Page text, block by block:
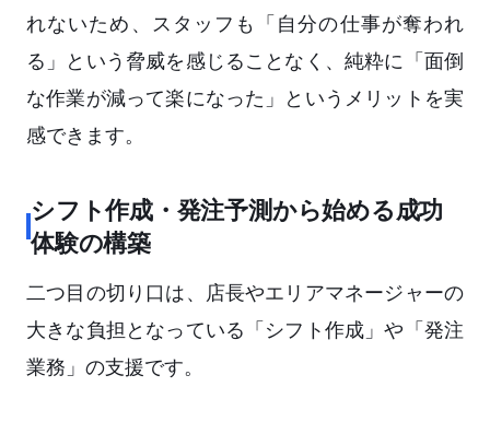
れないため、スタッフも「自分の仕事が奪われ
る」という脅威を感じることなく、純粋に「面倒
な作業が減って楽になった」というメリットを実
感できます。
シフト作成・発注予測から始める成功
体験の構築
二つ目の切り口は、店長やエリアマネージャーの
大きな負担となっている「シフト作成」や「発注
業務」の支援です。